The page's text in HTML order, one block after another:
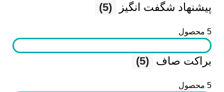
پیشنهاد شگفت انگیز (5)
5 محصول
براکت صاف (5)
5 محصول